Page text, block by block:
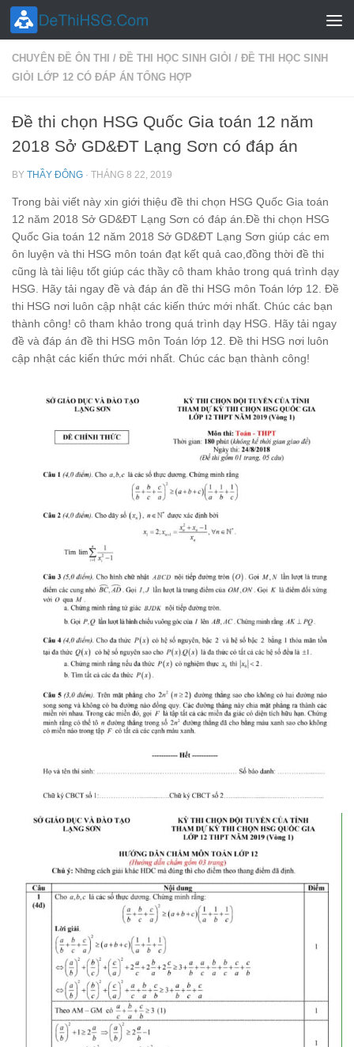
Skip to content
CHUYÊN ĐỀ ÔN THI / ĐỀ THI HỌC SINH GIỎI / ĐỀ THI HỌC SINH
GIỎI LỚP 12 CÓ ĐÁP ÁN TỔNG HỢP
Đề thi chọn HSG Quốc Gia toán 12 năm
2018 Sở GD&ĐT Lạng Sơn có đáp án
BY THẦY ĐÔNG · THÁNG 8 22, 2019
Trong bài viết này xin giới thiệu đề thi chọn HSG Quốc Gia toán
12 năm 2018 Sở GD&ĐT Lạng Sơn có đáp án.Đề thi chọn HSG
Quốc Gia toán 12 năm 2018 Sở GD&ĐT Lạng Sơn giúp các em
ôn luyện và thi HSG môn toán đạt kết quả cao,đồng thời đề thi
cũng là tài liệu tốt giúp các thầy cô tham khảo trong quá trình dạy
HSG. Hãy tải ngay đề và đáp án đề thi HSG môn Toán lớp 12. Đề
thi HSG nơi luôn cập nhật các kiến thức mới nhất. Chúc các bạn
thành công! cô tham khảo trong quá trình dạy HSG. Hãy tải ngay
đề và đáp án đề thi HSG môn Toán lớp 12. Đề thi HSG nơi luôn
cập nhật các kiến thức mới nhất. Chúc các bạn thành công!